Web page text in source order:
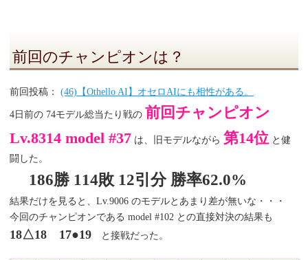
前回のチャンピオンは？
前回投稿： (46)【Othello AI】オセロAIにも相性がある。
4日前の 74モデル総当たり戦の 前回チャンピオン
Lv.8314 model #37 は、旧モデルながら 第14位 と健
闘した。
186勝 114敗 12引分 勝率62.0%
結果だけを見ると、Lv.9006 のモデルとあまり差が無いな・・・
今回のチャンピオンである model #102 との直接対決の結果も
18△18 17●19 と接戦だった。